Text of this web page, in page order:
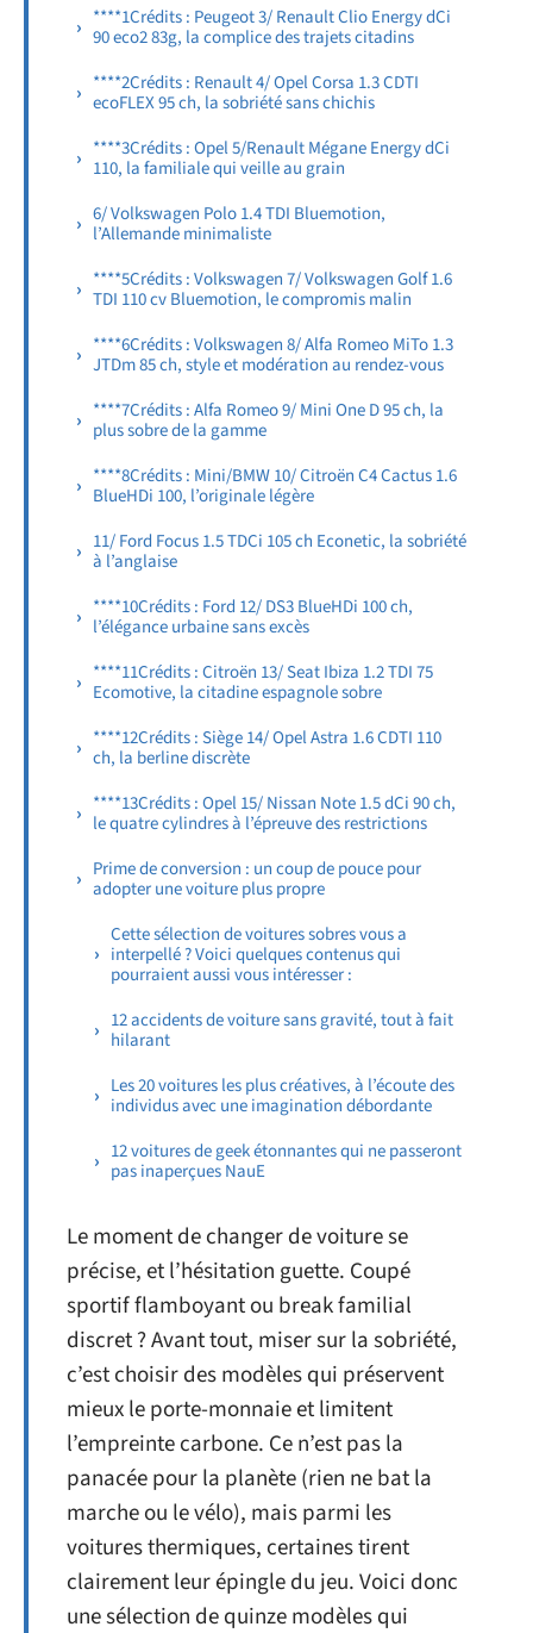
****1Crédits : Peugeot 3/ Renault Clio Energy dCi
90 eco2 83g, la complice des trajets citadins
****2Crédits : Renault 4/ Opel Corsa 1.3 CDTI
ecoFLEX 95 ch, la sobriété sans chichis
****3Crédits : Opel 5/Renault Mégane Energy dCi
110, la familiale qui veille au grain
6/ Volkswagen Polo 1.4 TDI Bluemotion,
l’Allemande minimaliste
****5Crédits : Volkswagen 7/ Volkswagen Golf 1.6
TDI 110 cv Bluemotion, le compromis malin
****6Crédits : Volkswagen 8/ Alfa Romeo MiTo 1.3
JTDm 85 ch, style et modération au rendez-vous
****7Crédits : Alfa Romeo 9/ Mini One D 95 ch, la
plus sobre de la gamme
****8Crédits : Mini/BMW 10/ Citroën C4 Cactus 1.6
BlueHDi 100, l’originale légère
11/ Ford Focus 1.5 TDCi 105 ch Econetic, la sobriété
à l’anglaise
****10Crédits : Ford 12/ DS3 BlueHDi 100 ch,
l’élégance urbaine sans excès
****11Crédits : Citroën 13/ Seat Ibiza 1.2 TDI 75
Ecomotive, la citadine espagnole sobre
****12Crédits : Siège 14/ Opel Astra 1.6 CDTI 110
ch, la berline discrète
****13Crédits : Opel 15/ Nissan Note 1.5 dCi 90 ch,
le quatre cylindres à l’épreuve des restrictions
Prime de conversion : un coup de pouce pour
adopter une voiture plus propre
Cette sélection de voitures sobres vous a
interpellé ? Voici quelques contenus qui
pourraient aussi vous intéresser :
12 accidents de voiture sans gravité, tout à fait
hilarant
Les 20 voitures les plus créatives, à l’écoute des
individus avec une imagination débordante
12 voitures de geek étonnantes qui ne passeront
pas inaperçues NauE
Le moment de changer de voiture se
précise, et l’hésitation guette. Coupé
sportif flamboyant ou break familial
discret ? Avant tout, miser sur la sobriété,
c’est choisir des modèles qui préservent
mieux le porte-monnaie et limitent
l’empreinte carbone. Ce n’est pas la
panacée pour la planète (rien ne bat la
marche ou le vélo), mais parmi les
voitures thermiques, certaines tirent
clairement leur épingle du jeu. Voici donc
une sélection de quinze modèles qui